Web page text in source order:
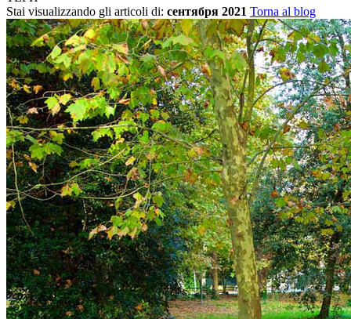
Stai visualizzando gli articoli di: сентября 2021 Torna al blog